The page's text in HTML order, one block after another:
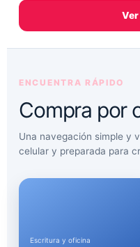
ENCUENTRA RÁPIDO
Compra por
Una navegación simple y
celular y preparada para
Escritura y oficina